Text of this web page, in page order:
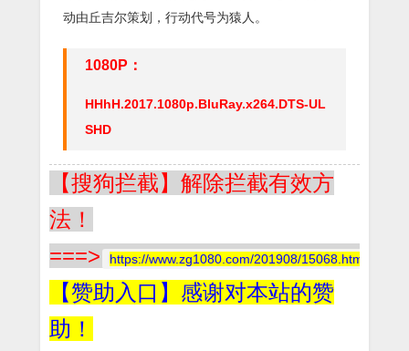
动由丘吉尔策划，行动代号为猿人。
1080P：
HHhH.2017.1080p.BluRay.x264.DTS-UL
SHD
【搜狗拦截】解除拦截有效方
法！
===>
https://www.zg1080.com/201908/15068.html
【赞助入口】感谢对本站的赞
助！